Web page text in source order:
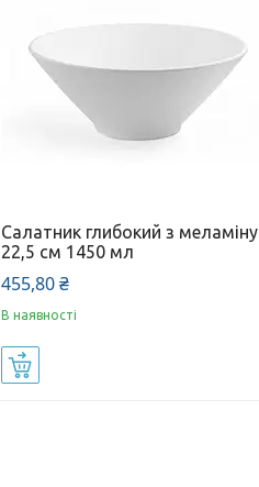
Салатник глибокий з меламіну
22,5 см 1450 мл
455,80 ₴
В наявності